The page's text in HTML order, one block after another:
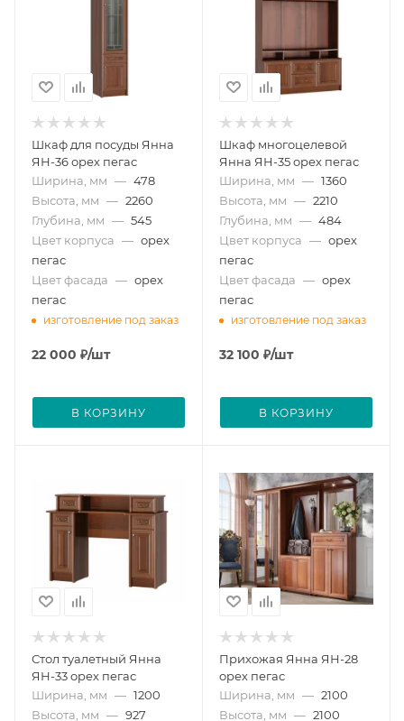
Шкаф для посуды Янна
ЯН-36 орех пегас
Ширина, мм — 478
Высота, мм — 2260
Глубина, мм — 545
Цвет корпуса — орех
пегас
Цвет фасада — орех
пегас
изготовление под заказ
22 000 ₽/шт
В КОРЗИНУ
Шкаф многоцелевой
Янна ЯН-35 орех пегас
Ширина, мм — 1360
Высота, мм — 2210
Глубина, мм — 484
Цвет корпуса — орех
пегас
Цвет фасада — орех
пегас
изготовление под заказ
32 100 ₽/шт
В КОРЗИНУ
Стол туалетный Янна
ЯН-33 орех пегас
Ширина, мм — 1200
Высота, мм — 927
Прихожая Янна ЯН-28
орех пегас
Ширина, мм — 2100
Высота, мм — 2100